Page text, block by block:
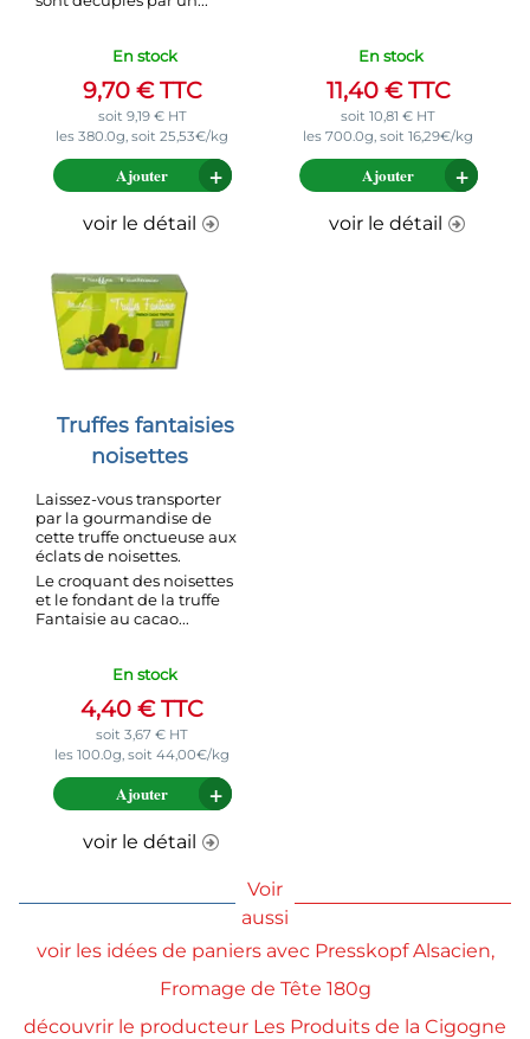
En stock
9,70 €TTC
soit 9,19 €HT
les 380.0g, soit 25,53€/kg
Ajouter
voir le détail
En stock
11,40 €TTC
soit 10,81 € HT
les 700.0g, soit 16,29€/kg
Ajouter
voir le détail
Truffes fantaisies
noisettes
Laissez-vous transporter
par la gourmandise de
cette truffe onctueuse aux
éclats de noisettes.
Le croquant des noisettes
et le fondant de la truffe
Fantaisie au cacao...
En stock
4,40 €TTC
soit 3,67 € HT
les 100.0g, soit 44,00€/kg
Ajouter
voir le détail
Voir
aussi
voir les idées de paniers avec Presskopf Alsacien,
Fromage de Tête 180g
découvrir le producteur Les Produits de la Cigogne